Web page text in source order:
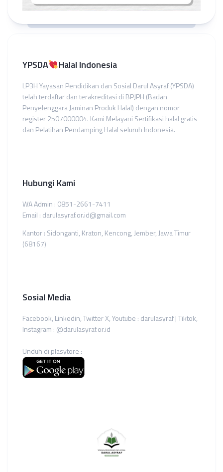
YPSDA Halal Indonesia
LP3H Yayasan Pendidikan dan Sosial Darul Asyraf (YPSDA)
telah terdaftar dan terakreditasi di BPJPH (Badan
Penyelenggara Jaminan Produk Halal) dengan nomor
register 2507000004. Kami Melayani Sertifikasi halal gratis
dan Pelatihan Pendamping Halal seluruh Indonesia.
Hubungi Kami
WA Admin : 0851-2661-7411
Email : darulasyraf.or.id@gmail.com
Kantor : Sidonganti, Kraton, Kencong, Jember, Jawa Timur
(68167)
Sosial Media
Facebook, Linkedin, Twitter X, Youtube : darulasyraf | Tiktok,
Instagram : @darulasyraf.or.id
Unduh di plasytore :